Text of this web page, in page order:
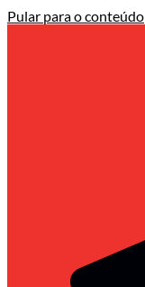
Pular para o conteúdo